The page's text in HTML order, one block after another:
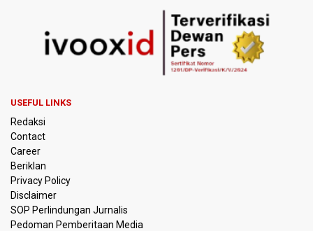
Pakar: Pengungkapan TPPU Eks Jampidsus Febrie
Adriansyah Harus Buktikan Pidana Asal
Tim 9 Kejagung Periksa Febrie Adransayah sebagai
Tersangka dan Saksi Terkait Kasus TPPU
Nasional
Kemarau Panjang, BNPB Minta Kalbar Tinjau Perda Bakar
Lahan
Kemensos Targetkan 150 Ribu Siswa Masuk Program
Sekolah Rakyat Tahun 2027
USEFUL LINKS
Redaksi
Contact
Career
Beriklan
Privacy Policy
Disclaimer
SOP Perlindungan Jurnalis
Pedoman Pemberitaan Media